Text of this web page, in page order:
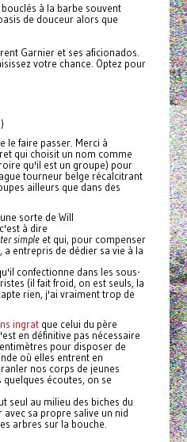
à la barbe souvent
de douceur alors que
Garnier et ses aficionados.
votre chance. Optez pour
le faire passer. Merci à
qui choisit un nom comme
qu'il est un groupe) pour
tourneur belge récalcitrant
ailleurs que dans des
sorte de Will
à dire
simpleet qui, pour compenser
a entrepris de dédier sa vie à la
confectionne dans les sous-
(il fait froid, on est seuls, la
rien, j'ai vraiment trop de
ingratque celui du père
en définitive pas nécessaire
pour disposer de
où elles entrent en
nos corps de jeunes
quelques écoutes, on se
seul au milieu des biches du
sa propre salive un nid
arbres sur la bouche.